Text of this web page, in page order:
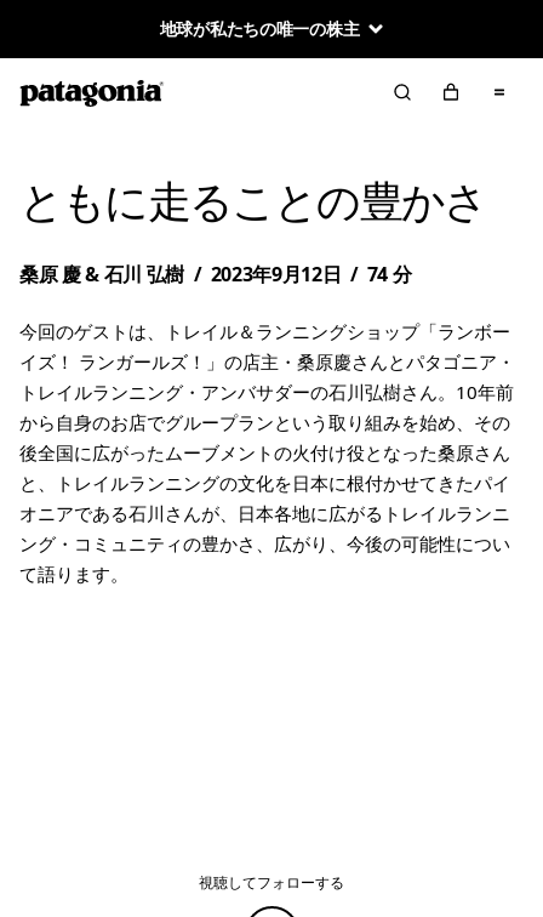
地球が私たちの唯一の株主
ともに走ることの豊かさ
桑原 慶 & 石川 弘樹 / 2023年9月12日 / 74 分
今回のゲストは、トレイル＆ランニングショップ「ランボー
イズ！ ランガールズ！」の店主・桑原慶さんとパタゴニア・
トレイルランニング・アンバサダーの石川弘樹さん。10年前
から自身のお店でグループランという取り組みを始め、その
後全国に広がったムーブメントの火付け役となった桑原さん
と、トレイルランニングの文化を日本に根付かせてきたパイ
オニアである石川さんが、日本各地に広がるトレイルランニ
ング・コミュニティの豊かさ、広がり、今後の可能性につい
て語ります。
視聴してフォローする